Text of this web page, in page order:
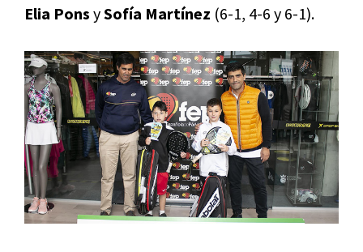
Elia Pons ySofía Martínez (6-1, 4-6 y 6-1).